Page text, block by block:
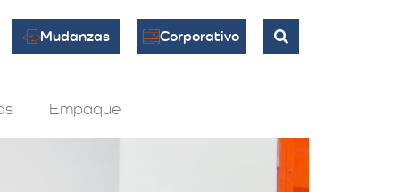
Mudanzas Corporativo
Empaque